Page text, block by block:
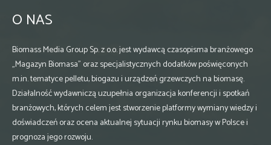
O NAS
Biomass Media Group Sp. z o.o. jest wydawcą czasopisma branżowego
„Magazyn Biomasa” oraz specjalistycznych dodatków poświęconych
m.in. tematyce pelletu, biogazu i urządzeń grzewczych na biomasę.
Działalność wydawniczą uzupełnia organizacja konferencji i spotkań
branżowych, których celem jest stworzenie platformy wymiany wiedzy i
doświadczeń oraz ocena aktualnej sytuacji rynku biomasy w Polsce i
prognoza jego rozwoju.